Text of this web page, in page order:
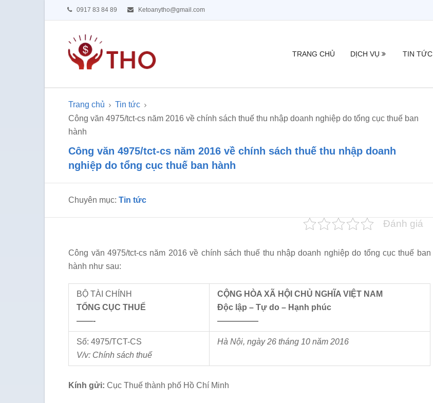
0917 83 84 89 Ketoanytho@gmail.com
TRANG CHỦ DỊCH VỤ TIN TỨC
Trang chủ
Tin tức
Công văn 4975/tct-cs năm 2016 về chính sách thuế thu nhập doanh nghiệp do tổng cục thuế ban
hành
Công văn 4975/tct-cs năm 2016 về chính sách thuế thu nhập doanh
nghiệp do tổng cục thuế ban hành
Chuyên mục:Tin tức
Đánh giá
Công văn 4975/tct-cs năm 2016 về chính sách thuế thu nhập doanh nghiệp do tổng cục thuế ban
hành như sau:
BỘ TÀI CHÍNH
TỔNG CỤC THUẾ
——-
CỘNG HÒA XÃ HỘI CHỦ NGHĨA VIỆT NAM
Độc lập – Tự do – Hạnh phúc
—————
Số: 4975/TCT-CS
V/v: Chính sáchthuế
Hà Nội, ngày26 tháng 10 năm 2016
Kính gửi: Cục Thuế thành phố Hồ Chí Minh